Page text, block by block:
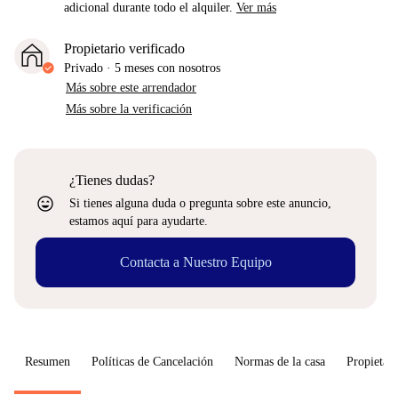
adicional durante todo el alquiler. Ver más
Propietario verificado
Privado · 5 meses con nosotros
Más sobre este arrendador
Más sobre la verificación
sentiment_very_satisfied
¿Tienes dudas?
Si tienes alguna duda o pregunta sobre este anuncio,
estamos aquí para ayudarte.
Contacta a Nuestro Equipo
Resumen Políticas de Cancelación Normas de la casa